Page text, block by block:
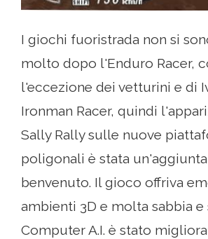
I giochi fuoristrada non si
molto dopo l'Enduro Racer,
l'eccezione dei vetturini e di
Ironman Racer, quindi
Sally Rally sulle nuove
poligonali è stata
benvenuto. Il gioco offriva
ambienti 3D e molta sabbia e
Computer A.I. è stato